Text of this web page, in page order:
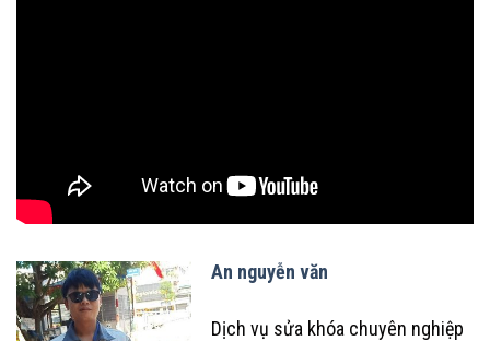
An nguyễn văn
Dịch vụ sửa khóa chuyên nghiệp